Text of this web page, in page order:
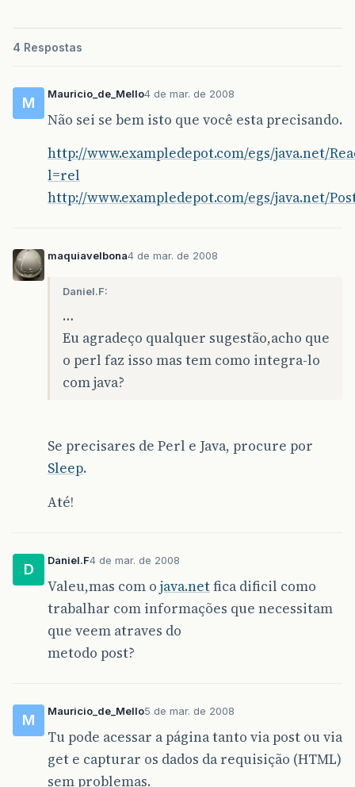
4 Respostas
M
Mauricio_de_Mello4 de mar. de 2008
Não sei se bem isto que você esta precisando.
http://www.exampledepot.com/egs/java.net/
l=rel
http://www.exampledepot.com/egs/java.net/
maquiavelbona4 de mar. de 2008
Daniel.F:
…
Eu agradeço qualquer sugestão,acho que
o perl faz isso mas tem como integra-lo
com java?
Se precisares de Perl e Java, procure por
Sleep.
Até!
D
Daniel.F4 de mar. de 2008
Valeu,mas com o java.netfica dificil como
trabalhar com informações que necessitam
que veem atraves do
metodo post?
M
Mauricio_de_Mello5 de mar. de 2008
Tu pode acessar a página tanto via post ou via
get e capturar os dados da requisição (HTML)
sem problemas.